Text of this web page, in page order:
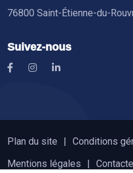
76800 Saint-Étienne-du-
Suivez-nous
Plan du site
Conditions
Mentions légales